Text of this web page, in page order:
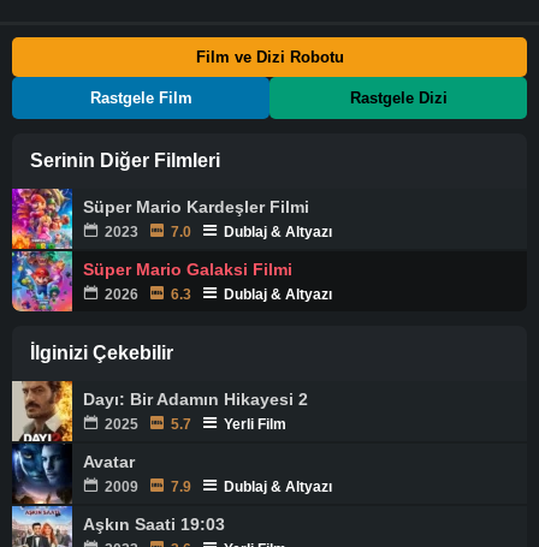
Film ve Dizi Robotu
Rastgele Film Rastgele Dizi
Serinin Diğer Filmleri
Süper Mario Kardeşler Filmi
2023 7.0 Dublaj & Altyazı
Süper Mario Galaksi Filmi
2026 6.3 Dublaj & Altyazı
İlginizi Çekebilir
Dayı: Bir Adamın Hikayesi 2
2025 5.7 Yerli Film
Avatar
2009 7.9 Dublaj & Altyazı
Aşkın Saati 19:03